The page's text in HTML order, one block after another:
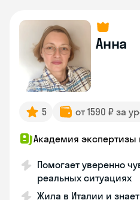
Анна
5 от 1590 ₽ за
Академия экспертизы
Помогает уверенно
реальных ситуациях
Жила в Италии и